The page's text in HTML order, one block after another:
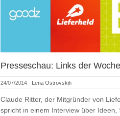
Presseschau: Links der
24/07/2014 - Lena Ostrovskih -
Claude Ritter, der Mitgründer von
spricht in einem Interview über Ideen,